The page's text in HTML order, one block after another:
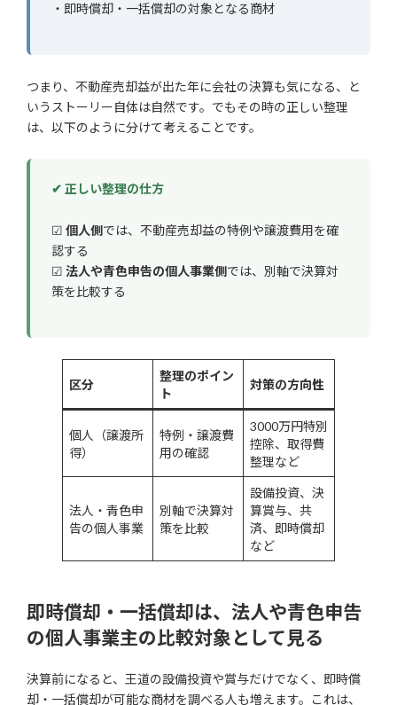
・即時償却・一括償却の対象となる商材
つまり、不動産売却益が出た年に会社の決算も気になる、と
いうストーリー自体は自然です。でもその時の正しい整理
は、以下のように分けて考えることです。
✔ 正しい整理の仕方
☑ 個人側では、不動産売却益の特例や譲渡費用を確
認する
☑ 法人や青色申告の個人事業側では、別軸で決算対
策を比較する
区分
整理のポイン
ト
対策の方向性
個人（譲渡所
得）
特例・譲渡費
用の確認
3000万円特別
控除、取得費
整理など
法人・青色申
告の個人事業
別軸で決算対
策を比較
設備投資、決
算賞与、共
済、即時償却
など
即時償却・一括償却は、法人や青色申告
の個人事業主の比較対象として見る
決算前になると、王道の設備投資や賞与だけでなく、即時償
却・一括償却が可能な商材を調べる人も増えます。これは、